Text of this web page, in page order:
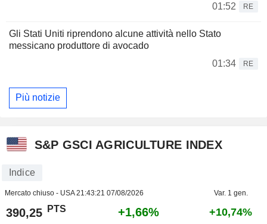
01:52
RE
Gli Stati Uniti riprendono alcune attività nello Stato
messicano produttore di avocado
01:34
RE
Più notizie
S&P GSCI AGRICULTURE INDEX
Indice
Mercato chiuso - USA21:43:21 07/08/2026 Var. 1 gen.
390,25 PTS +1,66% +10,74%